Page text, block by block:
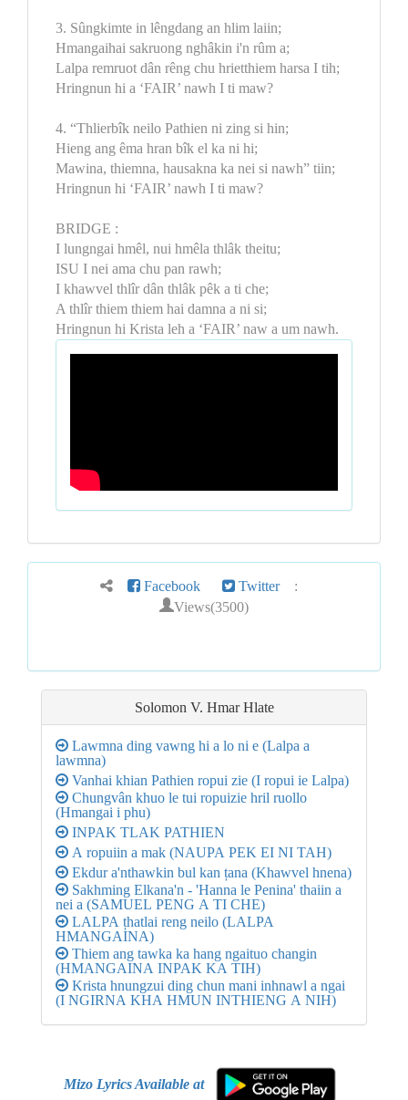
3. Sûngkimte in lêngdang an hlim laiin;
Hmangaihai sakruong nghâkin i'n rûm a;
Lalpa remruot dân rêng chu hrietthiem harsa I tih;
Hringnun hi a ‘FAIR’ nawh I ti maw?
4. “Thlierbîk neilo Pathien ni zing si hin;
Hieng ang êma hran bîk el ka ni hi;
Mawina, thiemna, hausakna ka nei si nawh” tiin;
Hringnun hi ‘FAIR’ nawh I ti maw?
BRIDGE :
I lungngai hmêl, nui hmêla thlâk theitu;
ISU I nei ama chu pan rawh;
I khawvel thlîr dân thlâk pêk a ti che;
A thlîr thiem thiem hai damna a ni si;
Hringnun hi Krista leh a ‘FAIR’ naw a um nawh.
Facebook Twitter :
Views(3500)
Solomon V. HmarHlate
Lawmna ding vawng hi a lo ni e (Lalpa a
lawmna)
Vanhai khian Pathien ropui zie (I ropui ie Lalpa)
Chungvân khuo le tui ropuizie hril ruollo
(Hmangai i phu)
INPAK TLAK PATHIEN
A ropuiin a mak (NAUPA PEK EI NI TAH)
Ekdur a'nthawkin bul kan țana (Khawvel hnena)
Sakhming Elkana'n - 'Hanna le Penina' thaiin a
nei a (SAMUEL PENG A TI CHE)
LALPA țhatlai reng neilo (LALPA
HMANGAINA)
Thiem ang tawka ka hang ngaituo changin
(HMANGAINA INPAK KA TIH)
Krista hnungzui ding chun mani inhnawl a ngai
(I NGIRNA KHA HMUN INTHIENG A NIH)
Mizo Lyrics Available at